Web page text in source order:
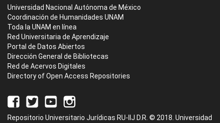
Universidad Nacional Autónoma de México
Coordinación de Humanidades UNAM
Toda la UNAM en línea
Red Universitaria de Aprendizaje
Portal de Datos Abiertos
Dirección General de Bibliotecas
Red de Acervos Digitales
Directory of Open Access Repositories
Repositorio Universitario Jurídicas RU-IIJ D.R. © 2018. Universidad